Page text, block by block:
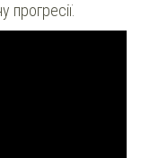
прогресії.